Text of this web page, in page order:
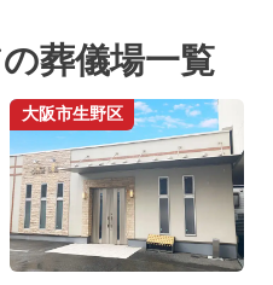
葬儀場一覧
大阪市生野区